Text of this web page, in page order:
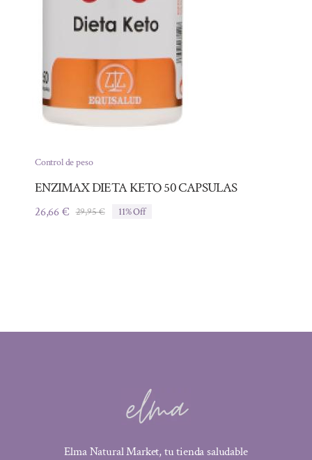
Control de peso
ENZIMAX DIETA KETO 50 CAPSULAS
29,95€El
26,66€
El
11% Off
Elma Natural Market, tu tienda saludable